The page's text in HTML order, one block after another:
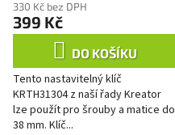
330 Kč bez DPH
399 Kč
DO KOŠÍKU
Tento nastavitelný klíč
KRTH31304 z naší řady Kreator
lze použít pro šrouby a matice do
38 mm. Klíč...